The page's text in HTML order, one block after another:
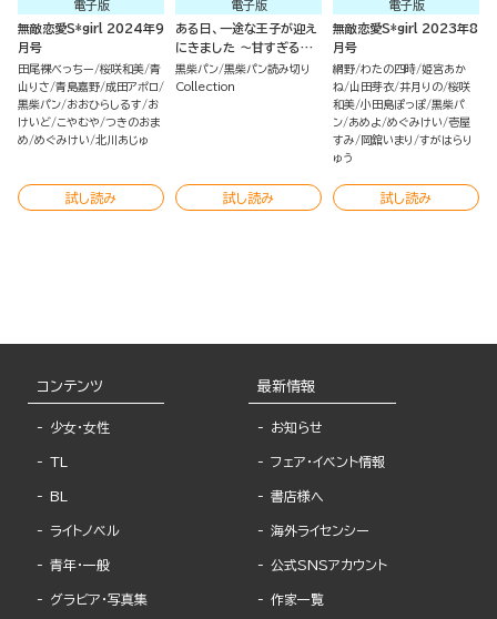
電子版
無敵恋愛S*girl 2024年9
月号
田尾裸べっちー 桜咲和美 青
山りさ 青島嘉野 成田アポロ
黒柴パン おおひらしるす
お
けいど こやむや つきのおま
め めぐみけい 北川あじゅ
試し読み
電子版
ある日、一途な王子が迎え
にきました ～甘すぎる恋
のはじまり～（単話版）
黒柴パン 黒柴パン読み切り
Collection
試し読み
電子版
無敵恋愛S*girl 2023年8
月号
網野 わたの四時 姫宮あか
ね
山田芽衣 井月りの 桜咲
和美 小田島ぽっぽ 黒柴パ
ン あめよ めぐみけい 壱屋
すみ
岡舘いまり
すがはらり
ゅう
試し読み
コンテンツ
少女・女性
TL
BL
ライトノベル
青年・一般
グラビア・写真集
最新情報
お知らせ
フェア・イベント情報
書店様へ
海外ライセンシー
公式SNSアカウント
作家一覧